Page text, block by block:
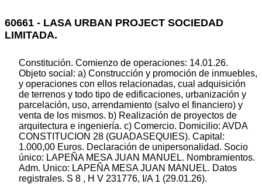
60661 - LASA URBAN PROJECT SOCIEDAD
LIMITADA.
Constitución. Comienzo de operaciones: 14.01.26.
Objeto social: a) Construcción y promoción de inmuebles,
y operaciones con ellos relacionadas, cual adquisición
de terrenos y todo tipo de edificaciones, urbanización y
parcelación, uso, arrendamiento (salvo el financiero) y
venta de los mismos. b) Realización de proyectos de
arquitectura e ingeniería. c) Comercio. Domicilio: AVDA
CONSTITUCION 28 (GUADASEQUIES). Capital:
1.000,00 Euros. Declaración de unipersonalidad. Socio
único: LAPEÑA MESA JUAN MANUEL. Nombramientos.
Adm. Unico: LAPEÑA MESA JUAN MANUEL. Datos
registrales. S 8 , H V 231776, I/A 1 (29.01.26).